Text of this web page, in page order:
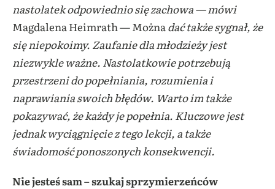
nastolatek odpowiednio się zachowa — mówi
Magdalena Heimrath — Można dać także sygnał, że
się niepokoimy. Zaufanie dla młodzieży jest
niezwykle ważne. Nastolatkowie potrzebują
przestrzeni do popełniania, rozumienia i
naprawiania swoich błędów. Warto im także
pokazywać, że każdy je popełnia. Kluczowe jest
jednak wyciągnięcie z tego lekcji, a także
świadomość ponoszonych konsekwencji.
Nie jesteś sam – szukaj sprzymierzeńców